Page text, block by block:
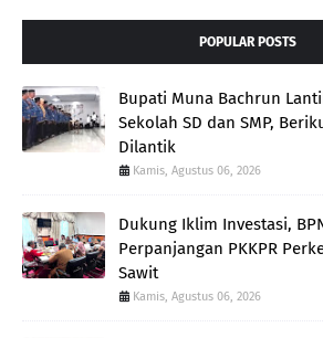
POPULAR POSTS
Bupati Muna Bachrun
Sekolah SD dan SMP,
Dilantik
Kamis, Agustus 06, 2026
Dukung Iklim Investasi,
Perpanjangan PKKPR
Sawit
Kamis, Agustus 06, 2026